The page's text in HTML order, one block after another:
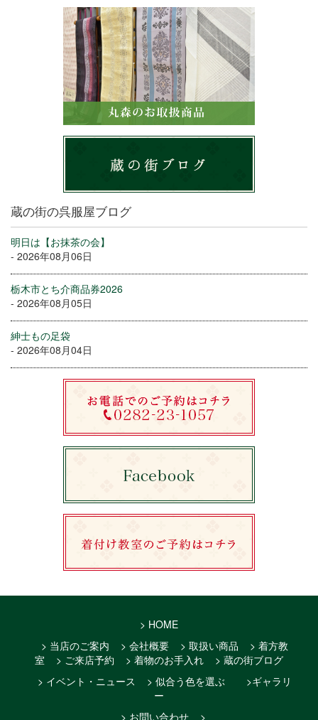
蔵の街の呉服屋ブログ
明日は【お抹茶の会】
- 2026年08月06日
栃木市とち介商品券2026
- 2026年08月05日
紳士もの足袋
- 2026年08月04日
> HOME
> 当店のご案内
> 会社概要 > 取扱い商品
> 着方教
室
> ご来店予約 > 着物のお手入れ
> 蔵の街ブログ
> イベント・ニュース
> 似合う色を選ぶ
>ギャラリ
ー
> お問い合わせ
>